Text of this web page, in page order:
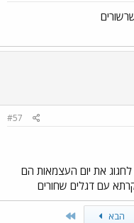
#57
את יום העצמאות הם
קרתא עם דגלים שחורים
הבא